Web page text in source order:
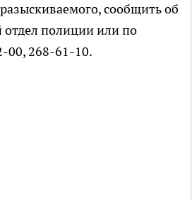
сообщить об
полиции или по
00, 268-61-10.